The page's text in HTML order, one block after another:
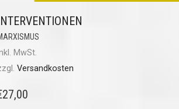
MwSt.
Versandkosten
27,00